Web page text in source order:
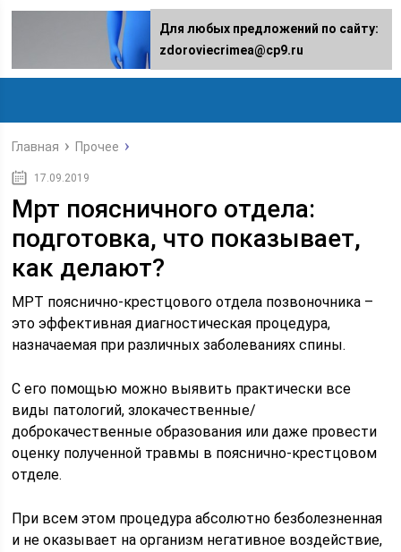
Главная Прочее
17.09.2019
Мрт поясничного отдела:
подготовка, что показывает,
как делают?
МРТ пояснично-крестцового отдела позвоночника –
это эффективная диагностическая процедура,
назначаемая при различных заболеваниях спины.
С его помощью можно выявить практически все
виды патологий, злокачественные/
доброкачественные образования или даже провести
оценку полученной травмы в пояснично-крестцовом
отделе.
При всем этом процедура абсолютно безболезненная
и не оказывает на организм негативное воздействие,
Для любых предложений по сайту:
zdoroviecrimea@cp9.ru